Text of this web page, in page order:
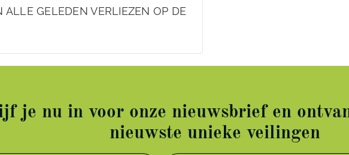
GELEDEN VERLIEZEN OP DE
je nu in voor onze nieuwsbrief en
nieuwste unieke veilingen